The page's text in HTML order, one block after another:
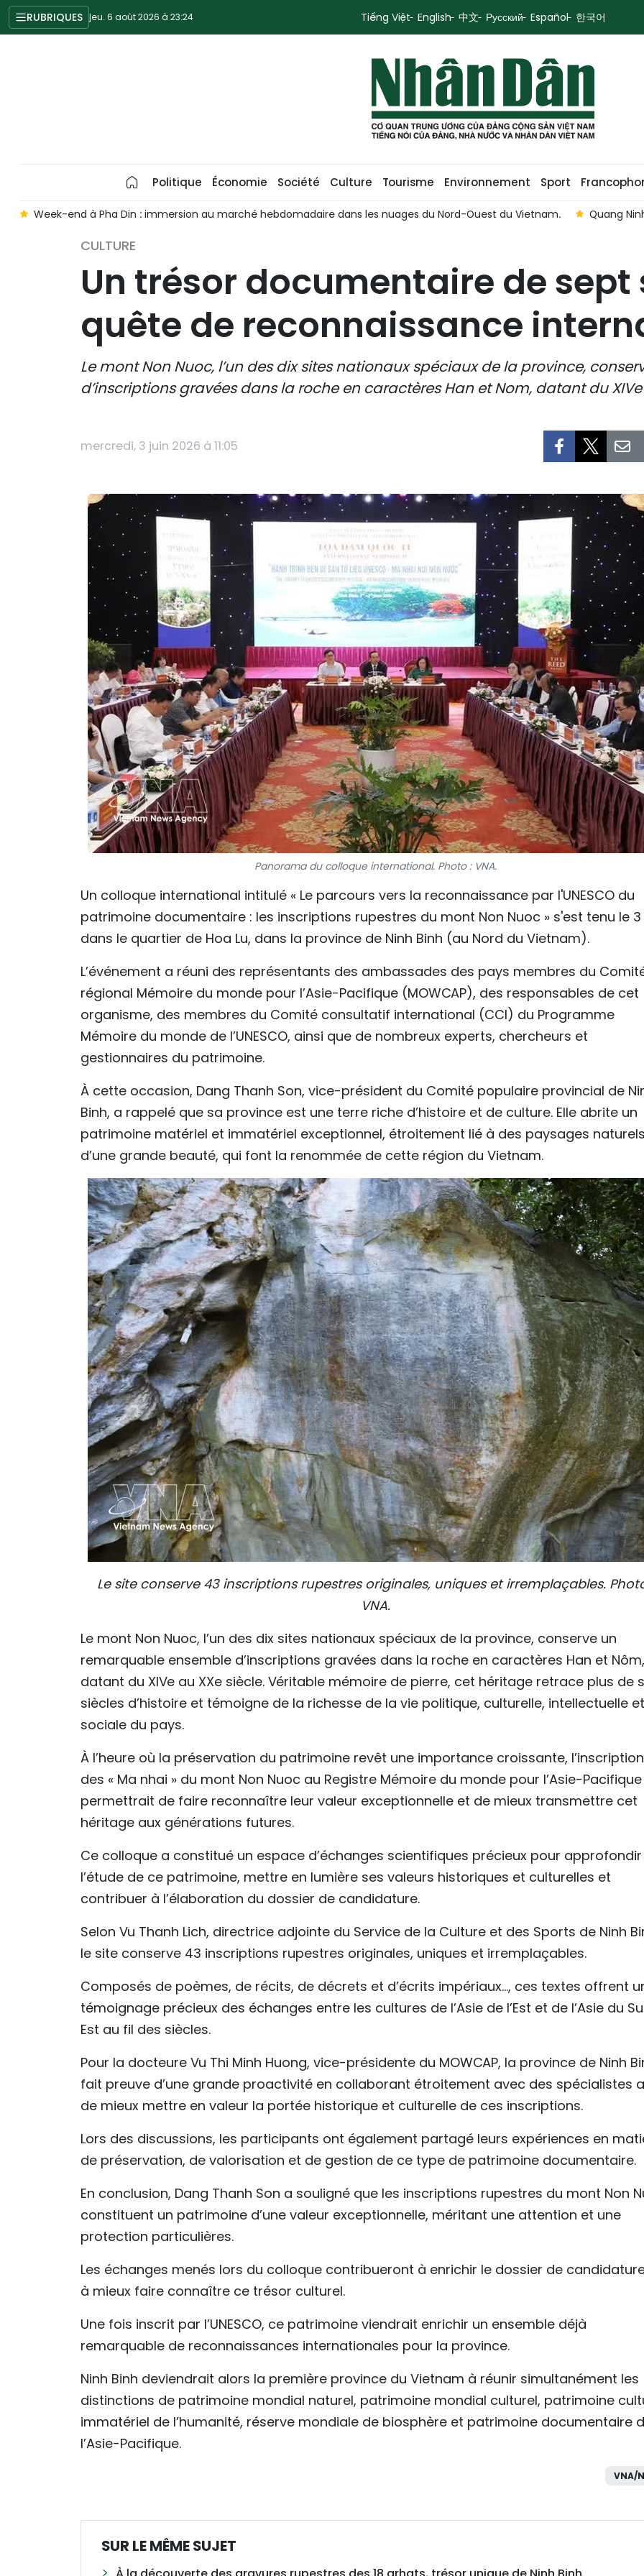
RUBRIQUES jeu. 6 août 2026 à 23:24 Tiếng Việt English 中文 Русский Español 한국어
Politique Économie Société Culture Tourisme Environnement Sport
Week-end à Pha Din : immersion au marché hebdomadaire dans les nuages du Nord-Ouest du Vietnam. Quang Ninh
CULTURE
Un trésor documentaire de sept
quête de reconnaissance
Le mont Non Nuoc, l’un des dix sites nationaux spéciaux de la province,
d’inscriptions gravées dans la roche en caractères Han et Nom, datant du XIVe
mercredi, 3 juin 2026 à 11:05
Panorama du colloque international. Photo : VNA.
Un colloque international intitulé « Le parcours vers la reconnaissance par l'UNESCO du
patrimoine documentaire : les inscriptions rupestres du mont Non Nuoc » s'est tenu le 3
dans le quartier de Hoa Lu, dans la province de Ninh Binh (au Nord du Vietnam).
L’événement a réuni des représentants des ambassades des pays membres du
régional Mémoire du monde pour l’Asie-Pacifique (MOWCAP), des responsables de cet
organisme, des membres du Comité consultatif international (CCI) du Programme
Mémoire du monde de l’UNESCO, ainsi que de nombreux experts, chercheurs et
gestionnaires du patrimoine.
À cette occasion, Dang Thanh Son, vice-président du Comité populaire provincial de
Binh, a rappelé que sa province est une terre riche d’histoire et de culture. Elle abrite un
patrimoine matériel et immatériel exceptionnel, étroitement lié à des paysages naturels
d’une grande beauté, qui font la renommée de cette région du Vietnam.
Le site conserve 43 inscriptions rupestres originales, uniques et irremplaçables.
VNA.
Le mont Non Nuoc, l’un des dix sites nationaux spéciaux de la province, conserve un
remarquable ensemble d’inscriptions gravées dans la roche en caractères Han et Nôm,
datant du XIVe au XXe siècle. Véritable mémoire de pierre, cet héritage retrace plus de
siècles d’histoire et témoigne de la richesse de la vie politique, culturelle, intellectuelle et
sociale du pays.
À l’heure où la préservation du patrimoine revêt une importance croissante, l’inscription
des « Ma nhai » du mont Non Nuoc au Registre Mémoire du monde pour l’Asie-Pacifique
permettrait de faire reconnaître leur valeur exceptionnelle et de mieux transmettre cet
héritage aux générations futures.
Ce colloque a constitué un espace d’échanges scientifiques précieux pour approfondir
l’étude de ce patrimoine, mettre en lumière ses valeurs historiques et culturelles et
contribuer à l’élaboration du dossier de candidature.
Selon Vu Thanh Lich, directrice adjointe du Service de la Culture et des Sports de Ninh
le site conserve 43 inscriptions rupestres originales, uniques et irremplaçables.
Composés de poèmes, de récits, de décrets et d’écrits impériaux…, ces textes offrent
témoignage précieux des échanges entre les cultures de l’Asie de l’Est et de l’Asie du
Est au fil des siècles.
Pour la docteure Vu Thi Minh Huong, vice-présidente du MOWCAP, la province de Ninh
fait preuve d’une grande proactivité en collaborant étroitement avec des spécialistes
de mieux mettre en valeur la portée historique et culturelle de ces inscriptions.
Lors des discussions, les participants ont également partagé leurs expériences en
de préservation, de valorisation et de gestion de ce type de patrimoine documentaire.
En conclusion, Dang Thanh Son a souligné que les inscriptions rupestres du mont Non
constituent un patrimoine d’une valeur exceptionnelle, méritant une attention et une
protection particulières.
Les échanges menés lors du colloque contribueront à enrichir le dossier de
à mieux faire connaître ce trésor culturel.
Une fois inscrit par l’UNESCO, ce patrimoine viendrait enrichir un ensemble déjà
remarquable de reconnaissances internationales pour la province.
Ninh Binh deviendrait alors la première province du Vietnam à réunir simultanément les
distinctions de patrimoine mondial naturel, patrimoine mondial culturel, patrimoine
immatériel de l’humanité, réserve mondiale de biosphère et patrimoine documentaire
l’Asie-Pacifique.
VNA/
SUR LE MÊME SUJET